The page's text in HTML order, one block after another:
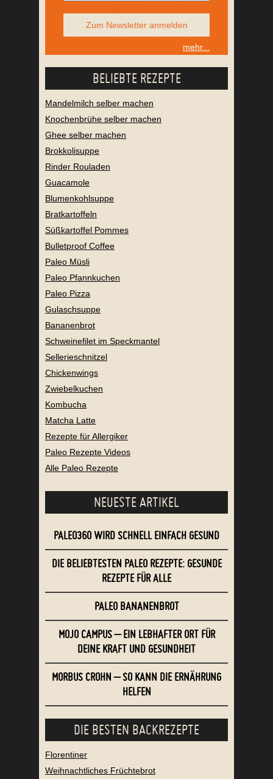
Zum Newsletter anmelden
mehr...
BELIEBTE REZEPTE
Mandelmilch selber machen
Knochenbrühe selber machen
Ghee selber machen
Brokkolisuppe
Rinder Rouladen
Guacamole
Blumenkohlsuppe
Bratkartoffeln
Süßkartoffel Pommes
Bulletproof Coffee
Paleo Müsli
Paleo Pfannkuchen
Paleo Pizza
Gulaschsuppe
Bananenbrot
Schweinefilet im Speckmantel
Sellerieschnitzel
Chickenwings
Zwiebelkuchen
Kombucha
Matcha Latte
Rezepte für Allergiker
Paleo Rezepte Videos
Alle Paleo Rezepte
NEUESTE ARTIKEL
PALEO360 WIRD SCHNELL EINFACH GESUND
DIE BELIEBTESTEN PALEO REZEPTE: GESUNDE
REZEPTE FÜR ALLE
PALEO BANANENBROT
MOJO CAMPUS – EIN LEBHAFTER ORT FÜR
DEINE KRAFT UND GESUNDHEIT
MORBUS CROHN – SO KANN DIE ERNÄHRUNG
HELFEN
DIE BESTEN BACKREZEPTE
Florentiner
Weihnachtliches Früchtebrot